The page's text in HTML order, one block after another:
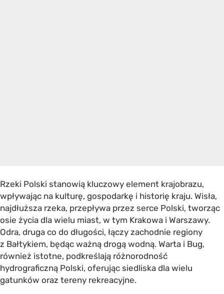
Rzeki Polski stanowią kluczowy element krajobrazu,
wpływając na kulturę, gospodarkę i historię kraju. Wisła,
najdłuższa rzeka, przepływa przez serce Polski, tworząc
osie życia dla wielu miast, w tym Krakowa i Warszawy.
Odra, druga co do długości, łączy zachodnie regiony
z Bałtykiem, będąc ważną drogą wodną. Warta i Bug,
również istotne, podkreślają różnorodność
hydrograficzną Polski, oferując siedliska dla wielu
gatunków oraz tereny rekreacyjne.